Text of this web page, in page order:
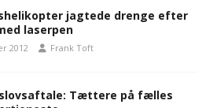
jagtede drenge efter
laserpen
2012 Frank Toft
Tættere på fælles